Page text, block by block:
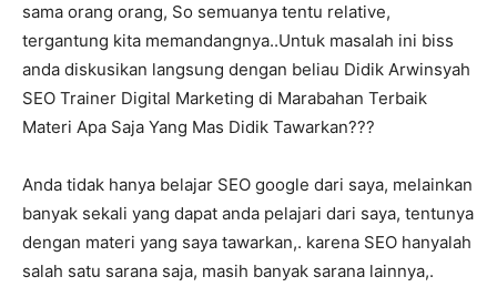
sama orang orang, So semuanya tentu relative,
tergantung kita memandangnya..Untuk masalah ini biss
anda diskusikan langsung dengan beliau Didik Arwinsyah
SEO Trainer Digital Marketing di Marabahan Terbaik
Materi Apa Saja Yang Mas Didik Tawarkan???
Anda tidak hanya belajar SEO google dari saya, melainkan
banyak sekali yang dapat anda pelajari dari saya, tentunya
dengan materi yang saya tawarkan,. karena SEO hanyalah
salah satu sarana saja, masih banyak sarana lainnya,.